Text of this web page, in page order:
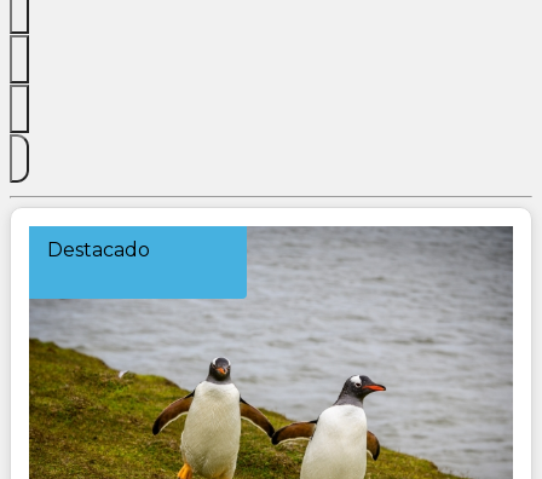
Destacado